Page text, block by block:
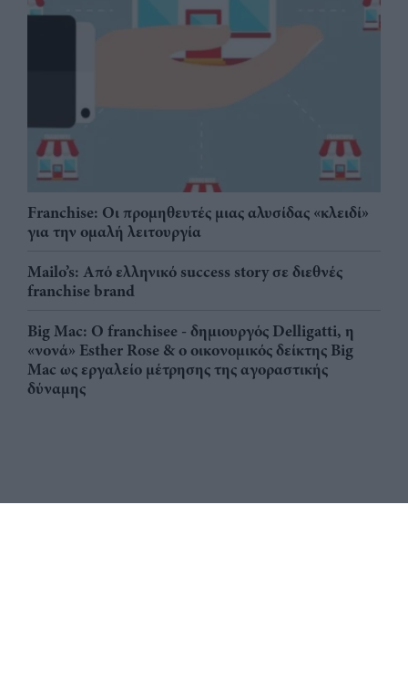
Franchise: Οι προμηθευτές μιας αλυσίδας «κλειδί»
για την ομαλή λειτουργία
Mailo’s: Από ελληνικό success story σε διεθνές
franchise brand
Big Mac: Ο franchisee - δημιουργός Delligatti, η
«νονά» Esther Rose & ο οικονομικός δείκτης Big
Mac ως εργαλείο μέτρησης της αγοραστικής
δύναμης